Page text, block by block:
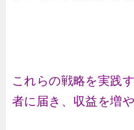
これらの戦略を実践
者に届き、収益を増や